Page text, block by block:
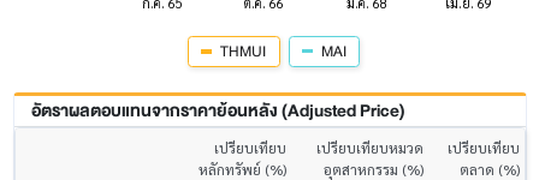
THMUI MAI
อัตราผลตอบแทนจากราคาย้อนหลัง (Adjusted Price)
เปรียบเทียบ
หลักทรัพย์ (%)
เปรียบเทียบหมวด
อุตสาหกรรม (%)
เปรียบเทียบ
ตลาด (%)